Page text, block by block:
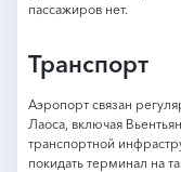
пассажиров нет.
Транспорт
Аэропорт связан
Лаоса, включая
транспортной
покидать терминал на